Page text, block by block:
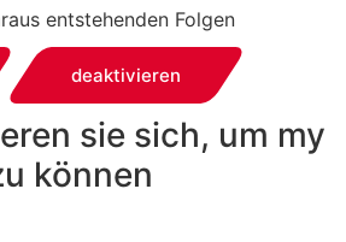
entstehenden Folgen
deaktivieren
sie sich, um my
können